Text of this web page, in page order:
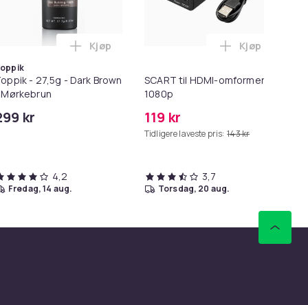
- MagSafe Gen 2 - 45W i handlekurven
Hurtiglader USB-C PD 3.0. 20W Strømadapter + Kabel i
- 27,5g - Dark Brown
kr
Legg Toppik - 27,5g - Dark Brown -
Kjøp
4,2
fredag, 14 aug.
SCART til HDMI-omformer
1080p
119 kr
Tidligere laveste pris: 143 kr
Legg SCART
Kjøp
3,7
torsdag, 20 aug.